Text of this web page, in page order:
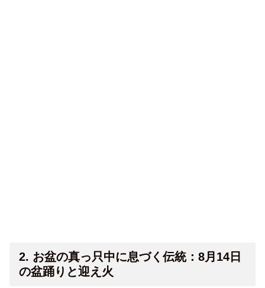
2. お盆の真っ只中に息づく伝統：8月14日
の盆踊りと迎え火